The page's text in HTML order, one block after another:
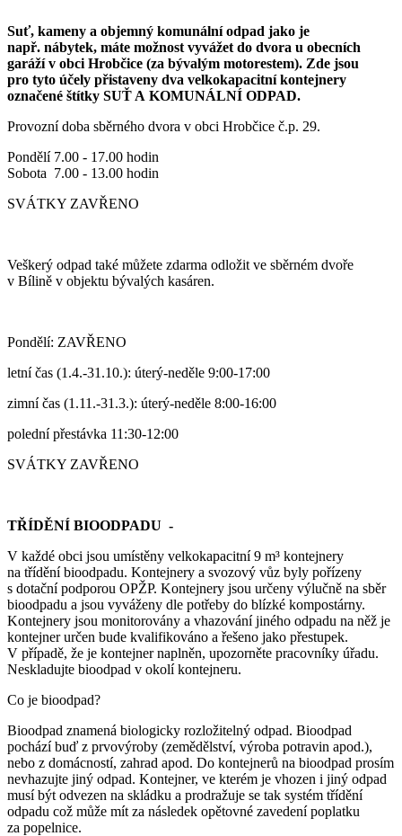
Suť, kameny a objemný komunální odpad jako je
např. nábytek, máte možnost vyvážet do dvora u obecních
garáží v obci Hrobčice (za bývalým motorestem). Zde jsou
pro tyto účely přistaveny dva velkokapacitní kontejnery
označené štítky SUŤ A KOMUNÁLNÍ ODPAD.
Provozní doba sběrného dvora v obci Hrobčice č.p. 29.
Pondělí 7.00 - 17.00 hodin
Sobota 7.00 - 13.00 hodin
SVÁTKY ZAVŘENO
Veškerý odpad také můžete zdarma odložit ve sběrném dvoře
v Bílině v objektu bývalých kasáren.
Pondělí: ZAVŘENO
letní čas (1.4.-31.10.): úterý-neděle 9:00-17:00
zimní čas (1.11.-31.3.): úterý-neděle 8:00-16:00
polední přestávka 11:30-12:00
SVÁTKY ZAVŘENO
TŘÍDĚNÍ BIOODPADU -
V každé obci jsou umístěny velkokapacitní 9 m³ kontejnery
na třídění bioodpadu. Kontejnery a svozový vůz byly pořízeny
s dotační podporou OPŽP. Kontejnery jsou určeny výlučně na sběr
bioodpadu a jsou vyváženy dle potřeby do blízké kompostárny.
Kontejnery jsou monitorovány a vhazování jiného odpadu na něž je
kontejner určen bude kvalifikováno a řešeno jako přestupek.
V případě, že je kontejner naplněn, upozorněte pracovníky úřadu.
Neskladujte bioodpad v okolí kontejneru.
Co je bioodpad?
Bioodpad znamená biologicky rozložitelný odpad. Bioodpad
pochází buď z prvovýroby (zemědělství, výroba potravin apod.),
nebo z domácností, zahrad apod. Do kontejnerů na bioodpad prosím
nevhazujte jiný odpad. Kontejner, ve kterém je vhozen i jiný odpad
musí být odvezen na skládku a prodražuje se tak systém třídění
odpadu což může mít za následek opětovné zavedení poplatku
za popelnice.